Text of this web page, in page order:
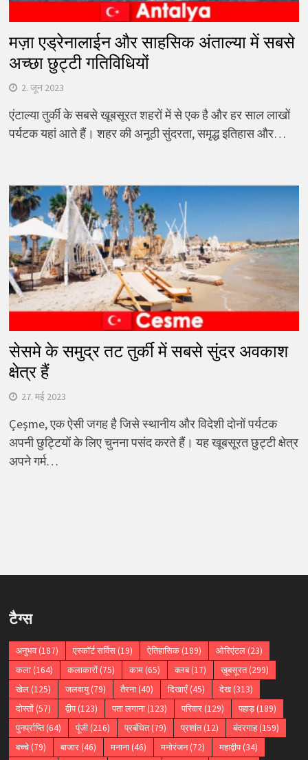
मज़ा एड्रेनालाईन और साहसिक अंताल्या में सबसे
अच्छा छुट्टी गतिविधियों
2. जून 2023
एंटाल्या तुर्की के सबसे खूबसूरत शहरों में से एक है और हर साल लाखों
पर्यटक यहां आते हैं। शहर की अनूठी सुंदरता, समृद्ध इतिहास और…
सेसमे के समुद्र तट तुर्की में सबसे सुंदर अवकाश
क्षेत्र हैं
27. मई 2023
Çeşme, एक ऐसी जगह है जिसे स्थानीय और विदेशी दोनों पर्यटक
अपनी छुट्टियों के लिए चुनना पसंद करते हैं। यह खूबसूरत छुट्टी क्षेत्र
अपने गर्म…
टैग्स
अनुभव(187) एस्कॉर्ट सर्विस(19) ऐतिहासिक(189) ओरिएंटल(23)
कला(164) कलाकारों(75) काम(65) क्लब(17) ख़ूबसूरत(299)
खेल(125) जलवायु(79) तैरना(40) दिखाएँ(45) देख(313)
दोस्तों(57) द्वीप(123) पता लगाना(123) परिवार(129) पहाड़(189)
पुनर्प्राप्ति(64) पूंजी(216) प्रबंधित(79) प्रशांत(12) बंदरगाह(159)
बच्चे(79) बाजार(46) मनाना(46) मनोरंजन(72) महाद्वीप(34)